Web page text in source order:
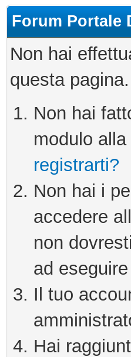
Forum Portale
Non hai
questa
Non hai
modulo
registrarti?
Non hai i
accedere
non
ad
Il tuo
Hai